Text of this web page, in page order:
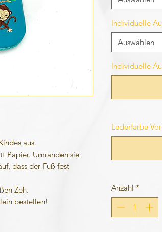
aus.
Papier. Umranden sie
dass der Fuß fest
Zeh.
bestellen!
Individuelle
Auswählen
Individuelle
Lederfarbe
Anzahl *